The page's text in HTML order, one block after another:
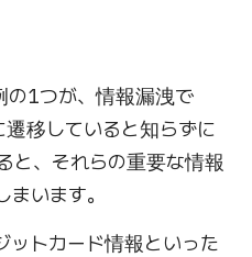
の1つが、情報漏洩で
移していると知らずに
と、それらの重要な情報
います。
ットカード情報といった